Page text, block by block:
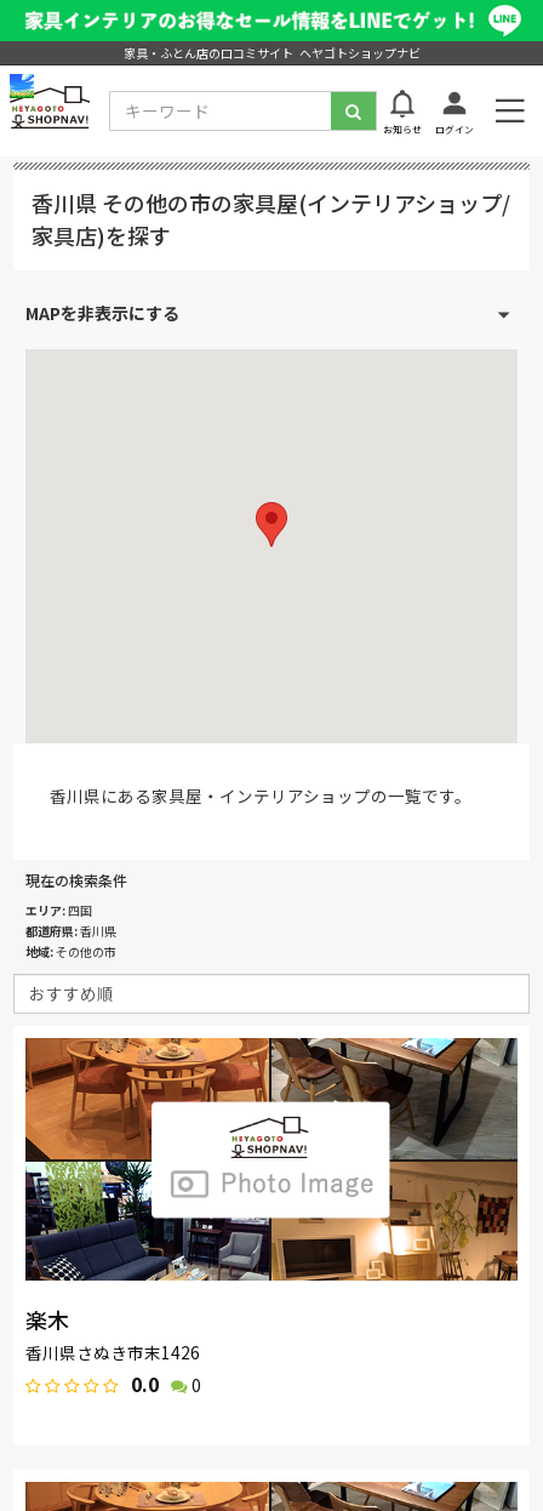
家具・ふとん店の口コミサイト ヘヤゴトショップナビ
お知らせ ログイン
香川県 その他の市の家具屋(インテリアショップ/
家具店)を探す
香川県にある家具屋・インテリアショップの一覧です。
現在の検索条件
エリア 四国
都道府県 香川県
地域 その他の市
楽木
香川県さぬき市末1426
0.0 0